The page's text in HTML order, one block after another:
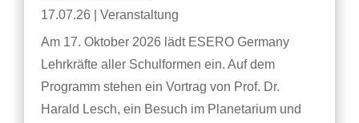
17.07.26
Veranstaltung
Am 17. Oktober 2026 lädt ESERO Germany
Lehrkräfte aller Schulformen ein. Auf dem
Programm stehen ein Vortrag von Prof. Dr.
Harald Lesch, ein Besuch im Planetarium und